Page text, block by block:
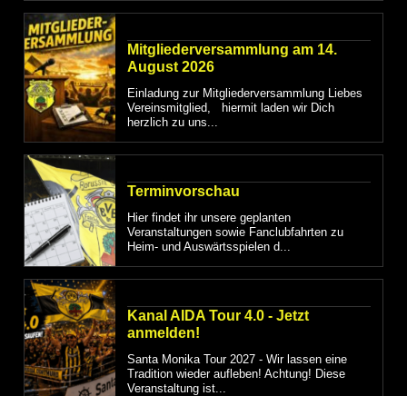
Mitgliederversammlung am 14.
August 2026
Einladung zur Mitgliederversammlung Liebes
Vereinsmitglied, hiermit laden wir Dich
herzlich zu uns...
Terminvorschau
Hier findet ihr unsere geplanten
Veranstaltungen sowie Fanclubfahrten zu
Heim- und Auswärtsspielen d...
Kanal AIDA Tour 4.0 - Jetzt
anmelden!
Santa Monika Tour 2027 - Wir lassen eine
Tradition wieder aufleben! Achtung! Diese
Veranstaltung ist...